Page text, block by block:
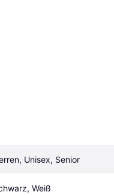
Unisex, Senior
Weiß